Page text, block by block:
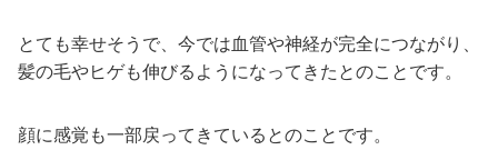
とても幸せそうで、今では血管や神経が完全につながり、
髪の毛やヒゲも伸びるようになってきたとのことです。
顔に感覚も一部戻ってきているとのことです。